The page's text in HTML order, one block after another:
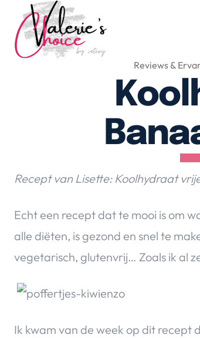
Reviews &
Recept van Lisette: Koolhydraat
Echt een recept dat te mooi is om
alle diëten, is gezond en snel te
vegetarisch, glutenvrij… Zoals ik al
Ik kwam van de week op dit recept